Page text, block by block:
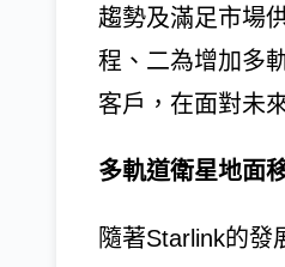
趨勢及滿足市場
程、二為增加多
客戶，在面對未
多軌道衛星地面
隨著Starlink的發